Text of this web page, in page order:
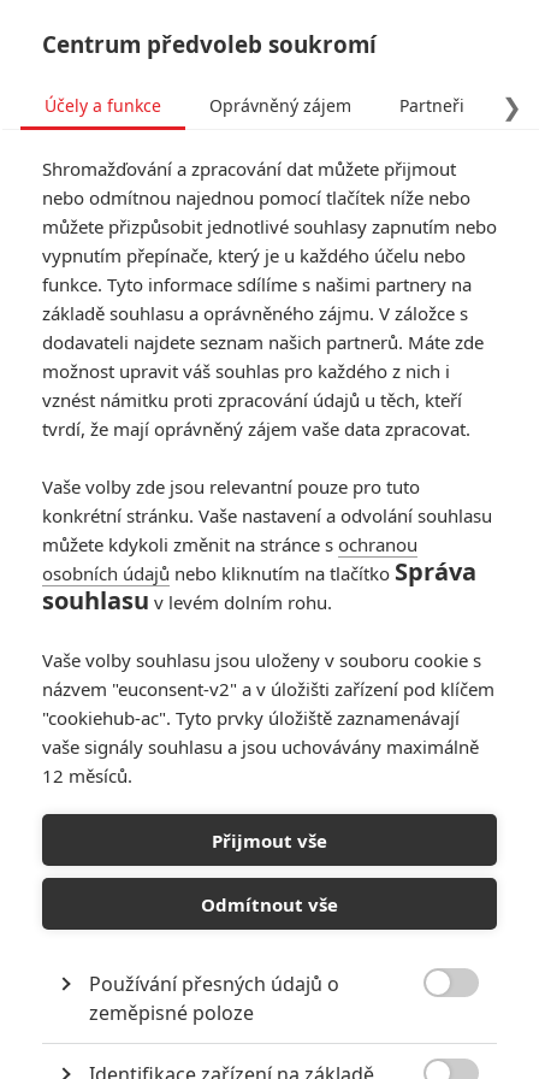
Smrtonosná zbraň 5:
Scénář už se píše
Napsal:Petr Slavík - (Anarvin), 30.05.2022 18:03
Warner Bros.
Mel Gibson prozradil, jak to vypadá s přípravami
pokračování oblíbené série.
, který si momentálně vede naprosto
famózně v kinech. Jedním z dalších návratů má být
. Ta měla v 80. a 90. letech čtyři díly, ale
letech už to vypadalo, že se pětka konečně začne točit, ale
pak zemřel režisérRichard Donner
Mel Gibsonse nicméně zavázal, že snímek dokončí sám.
Centrum předvoleb soukromí
❯
Účely a funkce Oprávněný zájem Partneři
Shromažďování a zpracování dat můžete přijmout
nebo odmítnou najednou pomocí tlačítek níže nebo
můžete přizpůsobit jednotlivé souhlasy zapnutím nebo
vypnutím přepínače, který je u každého účelu nebo
funkce. Tyto informace sdílíme s našimi partnery na
základě souhlasu a oprávněného zájmu. V záložce s
dodavateli najdete seznam našich partnerů. Máte zde
možnost upravit váš souhlas pro každého z nich i
vznést námitku proti zpracování údajů u těch, kteří
tvrdí, že mají oprávněný zájem vaše data zpracovat.
Vaše volby zde jsou relevantní pouze pro tuto
konkrétní stránku. Vaše nastavení a odvolání souhlasu
můžete kdykoli změnit na stránce s ochranou
osobních údajů nebo kliknutím na tlačítko Správa
souhlasu v levém dolním rohu.
Vaše volby souhlasu jsou uloženy v souboru cookie s
názvem "euconsent-v2" a v úložišti zařízení pod klíčem
"cookiehub-ac". Tyto prvky úložiště zaznamenávají
vaše signály souhlasu a jsou uchovávány maximálně
12 měsíců.
Přijmout vše
Odmítnout vše
Používání přesných údajů o
zeměpisné poloze